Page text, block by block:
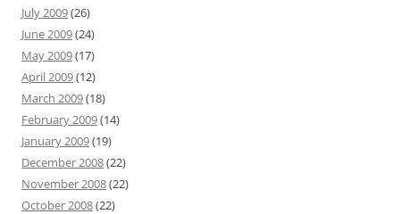
July 2009(26)
June 2009(24)
May 2009(17)
April 2009(12)
March 2009(18)
February 2009(14)
January 2009(19)
December 2008(22)
November 2008(22)
October 2008(22)